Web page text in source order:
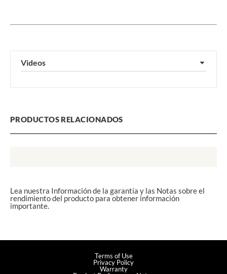
Videos ▼
PRODUCTOS RELACIONADOS
Lea nuestra Información de la garantía y las Notas sobre el
rendimiento del producto para obtener información
importante.
Terms of Use
Privacy Policy
Warranty